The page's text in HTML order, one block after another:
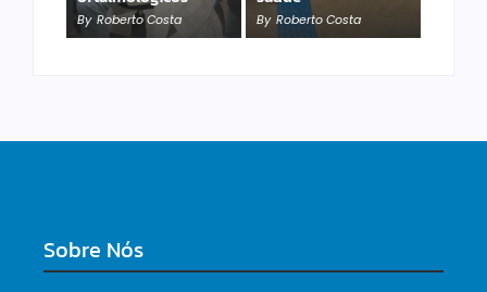
By Roberto Costa By Roberto Costa
By Roberto Costa
Sobre Nós